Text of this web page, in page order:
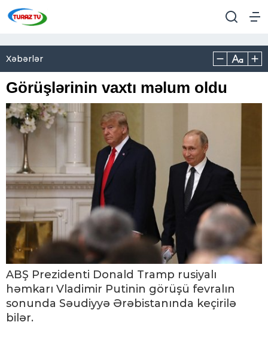
Xəbərlər
Görüşlərinin vaxtı məlum oldu
ABŞ Prezidenti Donald Tramp rusiyalı
həmkarı Vladimir Putinin görüşü fevralın
sonunda Səudiyyə Ərəbistanında keçirilə
bilər.